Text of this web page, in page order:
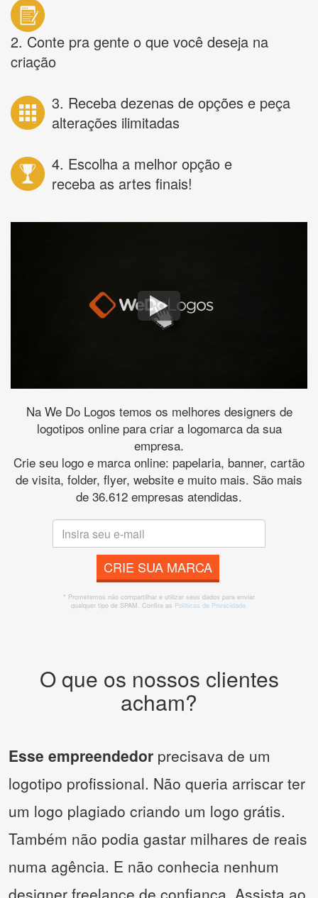
2. Conte pra gente o que você deseja na
criação
3. Receba dezenas de opções e peça
alterações ilimitadas
4. Escolha a melhor opção e
receba as artes finais!
Na We Do Logos temos os melhores designers de
logotipos online para criar a logomarca da sua
empresa.
Crie seu logo e marca online: papelaria, banner, cartão
de visita, folder, flyer, website e muito mais. São mais
de 36.612 empresas atendidas.
CRIE SUA MARCA
* Prometemos não compartilhar e utilizar seus dados para enviar
qualquer tipo de SPAM. Confira as Políticas de Privacidade.
O que os nossos clientes
acham?
Esse empreendedor precisava de um
logotipo profissional. Não queria arriscar ter
um logo plagiado criando um logo grátis.
Também não podia gastar milhares de reais
numa agência. E não conhecia nenhum